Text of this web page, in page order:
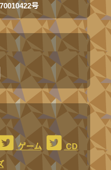
号
ゲーム
CD